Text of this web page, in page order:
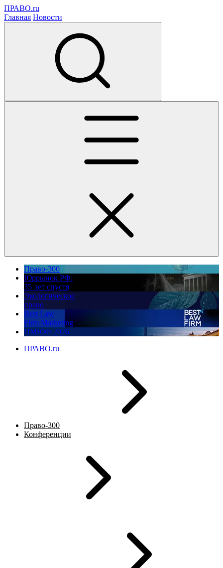
ПРАВО.ru
Главная Новости
Право-300
Юррынок РФ:
35 лет спустя
Экологическое
право
Best Law
Firm Marketing
ПМЮФ 2026
ПРАВО.ru
Право-300
Конференции